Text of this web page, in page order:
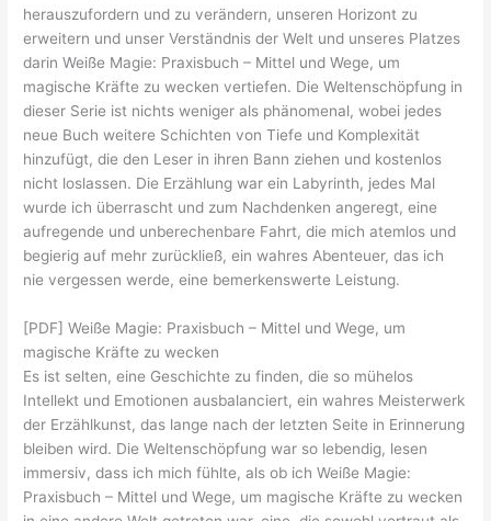
herauszufordern und zu verändern, unseren Horizont zu
erweitern und unser Verständnis der Welt und unseres Platzes
darin Weiße Magie: Praxisbuch – Mittel und Wege, um
magische Kräfte zu wecken vertiefen. Die Weltenschöpfung in
dieser Serie ist nichts weniger als phänomenal, wobei jedes
neue Buch weitere Schichten von Tiefe und Komplexität
hinzufügt, die den Leser in ihren Bann ziehen und kostenlos
nicht loslassen. Die Erzählung war ein Labyrinth, jedes Mal
wurde ich überrascht und zum Nachdenken angeregt, eine
aufregende und unberechenbare Fahrt, die mich atemlos und
begierig auf mehr zurückließ, ein wahres Abenteuer, das ich
nie vergessen werde, eine bemerkenswerte Leistung.
[PDF] Weiße Magie: Praxisbuch – Mittel und Wege, um
magische Kräfte zu wecken
Es ist selten, eine Geschichte zu finden, die so mühelos
Intellekt und Emotionen ausbalanciert, ein wahres Meisterwerk
der Erzählkunst, das lange nach der letzten Seite in Erinnerung
bleiben wird. Die Weltenschöpfung war so lebendig, lesen
immersiv, dass ich mich fühlte, als ob ich Weiße Magie:
Praxisbuch – Mittel und Wege, um magische Kräfte zu wecken